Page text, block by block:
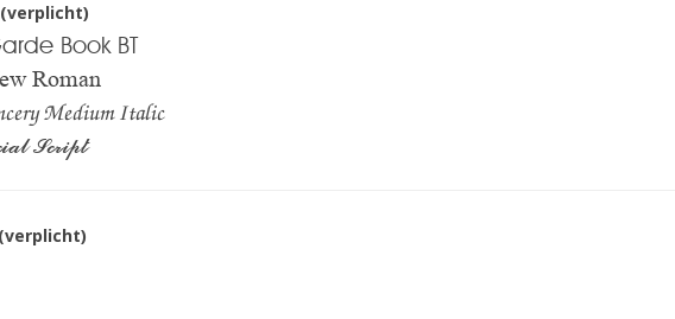
Book BT
Roman
Medium Italic
Script